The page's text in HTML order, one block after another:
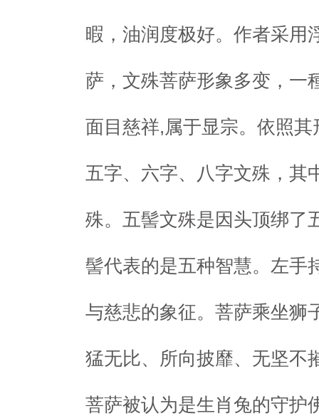
暇，油润度极好。作者采用
萨，文殊菩萨形象多变，一
面目慈祥,属于显宗。依照
五字、六字、八字文殊，其
殊。五髻文殊是因头顶绑了
髻代表的是五种智慧。左手
与慈悲的象征。菩萨乘坐狮
猛无比、所向披靡、无坚不
菩萨被认为是生肖兔的守护